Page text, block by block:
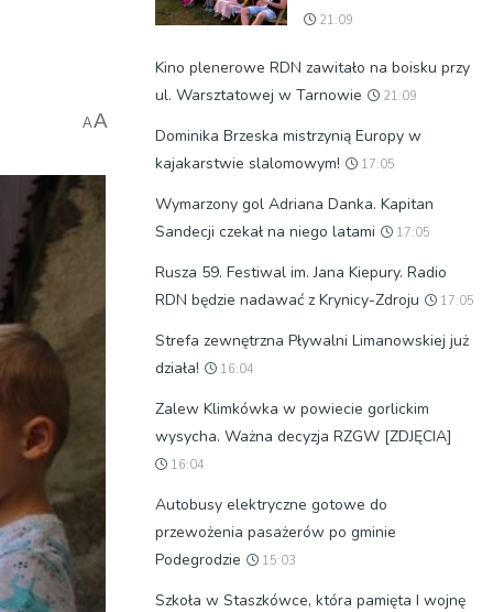
AA
21:09
Kino plenerowe RDN zawitało na boisku przy
ul. Warsztatowej w Tarnowie
21:09
Dominika Brzeska mistrzynią Europy w
kajakarstwie slalomowym!
17:05
Wymarzony gol Adriana Danka. Kapitan
Sandecji czekał na niego latami
17:05
Rusza 59. Festiwal im. Jana Kiepury. Radio
RDN będzie nadawać z Krynicy-Zdroju
17:05
Strefa zewnętrzna Pływalni Limanowskiej już
działa!
16:04
Zalew Klimkówka w powiecie gorlickim
wysycha. Ważna decyzja RZGW [ZDJĘCIA]
16:04
Autobusy elektryczne gotowe do
przewożenia pasażerów po gminie
Podegrodzie
15:03
Szkoła w Staszkówce, która pamięta I wojnę